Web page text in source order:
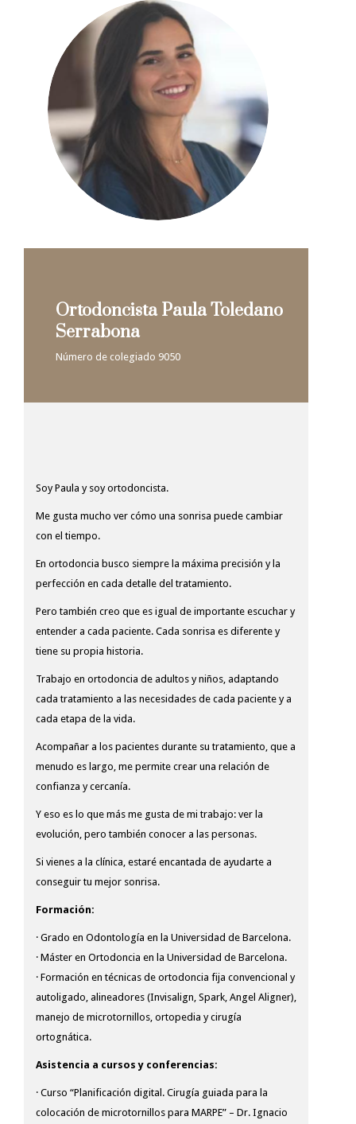
Ortodoncista Paula Toledano
Serrabona
Número de colegiado 9050
Soy Paula y soy ortodoncista.
Me gusta mucho ver cómo una sonrisa puede cambiar
con el tiempo.
En ortodoncia busco siempre la máxima precisión y la
perfección en cada detalle del tratamiento.
Pero también creo que es igual de importante escuchar y
entender a cada paciente. Cada sonrisa es diferente y
tiene su propia historia.
Trabajo en ortodoncia de adultos y niños, adaptando
cada tratamiento a las necesidades de cada paciente y a
cada etapa de la vida.
Acompañar a los pacientes durante su tratamiento, que a
menudo es largo, me permite crear una relación de
confianza y cercanía.
Y eso es lo que más me gusta de mi trabajo: ver la
evolución, pero también conocer a las personas.
Si vienes a la clínica, estaré encantada de ayudarte a
conseguir tu mejor sonrisa.
Formación:
· Grado en Odontología en la Universidad de Barcelona.
· Máster en Ortodoncia en la Universidad de Barcelona.
· Formación en técnicas de ortodoncia fija convencional y
autoligado, alineadores (Invisalign, Spark, Angel Aligner),
manejo de microtornillos, ortopedia y cirugía
ortognática.
Asistencia a cursos y conferencias:
· Curso “Planificación digital. Cirugía guiada para la
colocación de microtornillos para MARPE” – Dr. Ignacio